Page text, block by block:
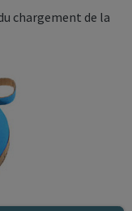
chargement de la